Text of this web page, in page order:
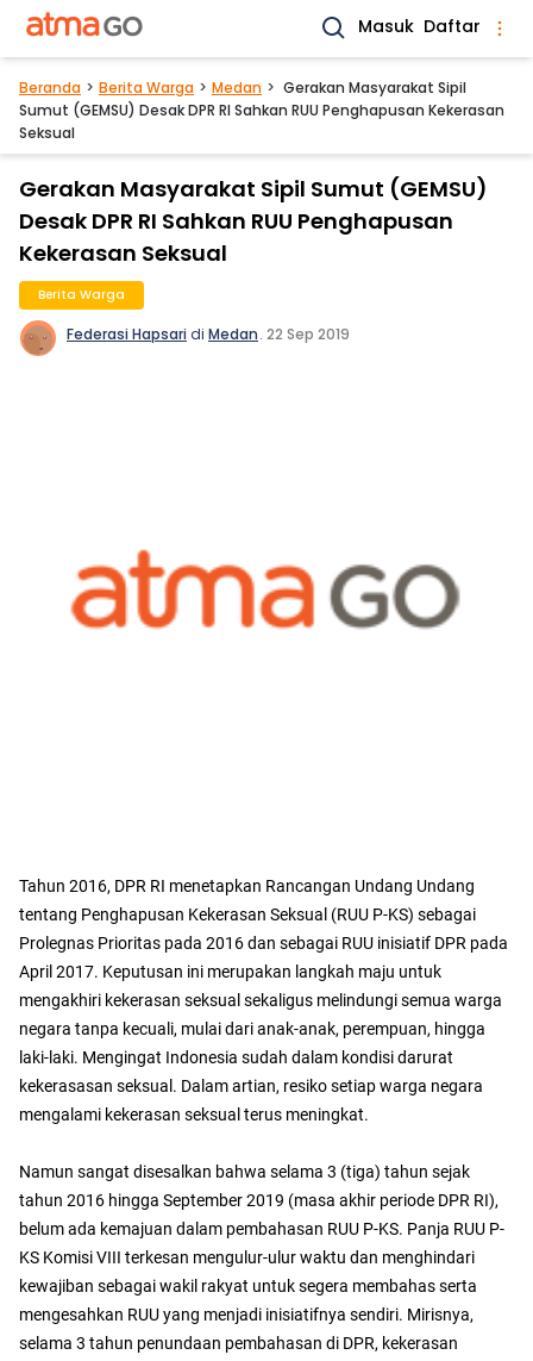
Masuk Daftar
Beranda Berita Warga Medan
Gerakan Masyarakat Sipil
Sumut (GEMSU) Desak DPR RI Sahkan RUU Penghapusan Kekerasan
Seksual
Gerakan Masyarakat Sipil Sumut (GEMSU)
Desak DPR RI Sahkan RUU Penghapusan
Kekerasan Seksual
Berita Warga
Federasi Hapsaridi Medan. 22 Sep 2019
Tahun 2016, DPR RI menetapkan Rancangan Undang Undang
tentang Penghapusan Kekerasan Seksual (RUU P-KS) sebagai
Prolegnas Prioritas pada 2016 dan sebagai RUU inisiatif DPR pada
April 2017. Keputusan ini merupakan langkah maju untuk
mengakhiri kekerasan seksual sekaligus melindungi semua warga
negara tanpa kecuali, mulai dari anak-anak, perempuan, hingga
laki-laki. Mengingat Indonesia sudah dalam kondisi darurat
kekerasasan seksual. Dalam artian, resiko setiap warga negara
mengalami kekerasan seksual terus meningkat.
Namun sangat disesalkan bahwa selama 3 (tiga) tahun sejak
tahun 2016 hingga September 2019 (masa akhir periode DPR RI),
belum ada kemajuan dalam pembahasan RUU P-KS. Panja RUU P-
KS Komisi VIII terkesan mengulur-ulur waktu dan menghindari
kewajiban sebagai wakil rakyat untuk segera membahas serta
mengesahkan RUU yang menjadi inisiatifnya sendiri. Mirisnya,
selama 3 tahun penundaan pembahasan di DPR, kekerasan